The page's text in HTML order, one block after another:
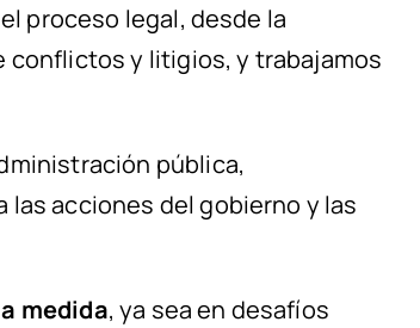
proceso legal, desde la
conflictos y litigios, y trabajamos
pública,
acciones del gobierno y las
medida, ya sea en desafíos